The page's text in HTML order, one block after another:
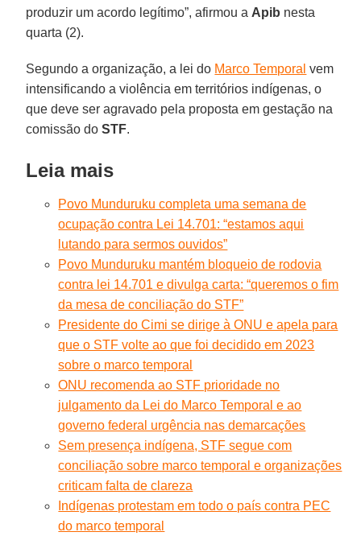
produzir um acordo legítimo”, afirmou a Apib nesta
quarta (2).
Segundo a organização, a lei do Marco Temporal vem
intensificando a violência em territórios indígenas, o
que deve ser agravado pela proposta em gestação na
comissão doSTF.
Leia mais
Povo Munduruku completa uma semana de
ocupação contra Lei 14.701: “estamos aqui
lutando para sermos ouvidos”
Povo Munduruku mantém bloqueio de rodovia
contra lei 14.701 e divulga carta: “queremos o fim
da mesa de conciliação do STF”
Presidente do Cimi se dirige à ONU e apela para
que o STF volte ao que foi decidido em 2023
sobre o marco temporal
ONU recomenda ao STF prioridade no
julgamento da Lei do Marco Temporal e ao
governo federal urgência nas demarcações
Sem presença indígena, STF segue com
conciliação sobre marco temporal e organizações
criticam falta de clareza
Indígenas protestam em todo o país contra PEC
do marco temporal